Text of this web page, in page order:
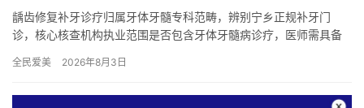
龋齿修复补牙诊疗归属牙体牙髓专科范畴，辨别宁乡正规补牙门
诊，核心核查机构执业范围是否包含牙体牙髓病诊疗，医师需具备
程。合规门…
全民爱美 2026年8月3日